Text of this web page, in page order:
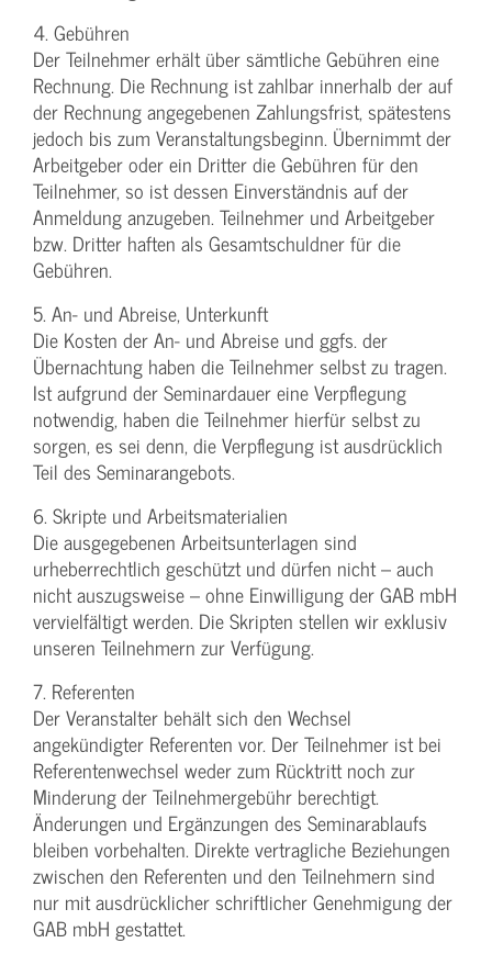
4. Gebühren
Der Teilnehmer erhält über sämtliche Gebühren eine
Rechnung. Die Rechnung ist zahlbar innerhalb der auf
der Rechnung angegebenen Zahlungsfrist, spätestens
jedoch bis zum Veranstaltungsbeginn. Übernimmt der
Arbeitgeber oder ein Dritter die Gebühren für den
Teilnehmer, so ist dessen Einverständnis auf der
Anmeldung anzugeben. Teilnehmer und Arbeitgeber
bzw. Dritter haften als Gesamtschuldner für die
Gebühren.
5. An- und Abreise, Unterkunft
Die Kosten der An- und Abreise und ggfs. der
Übernachtung haben die Teilnehmer selbst zu tragen.
Ist aufgrund der Seminardauer eine Verpflegung
notwendig, haben die Teilnehmer hierfür selbst zu
sorgen, es sei denn, die Verpflegung ist ausdrücklich
Teil des Seminarangebots.
6. Skripte und Arbeitsmaterialien
Die ausgegebenen Arbeitsunterlagen sind
urheberrechtlich geschützt und dürfen nicht – auch
nicht auszugsweise – ohne Einwilligung der GAB mbH
vervielfältigt werden. Die Skripten stellen wir exklusiv
unseren Teilnehmern zur Verfügung.
7. Referenten
Der Veranstalter behält sich den Wechsel
angekündigter Referenten vor. Der Teilnehmer ist bei
Referentenwechsel weder zum Rücktritt noch zur
Minderung der Teilnehmergebühr berechtigt.
Änderungen und Ergänzungen des Seminarablaufs
bleiben vorbehalten. Direkte vertragliche Beziehungen
zwischen den Referenten und den Teilnehmern sind
nur mit ausdrücklicher schriftlicher Genehmigung der
GAB mbH gestattet.